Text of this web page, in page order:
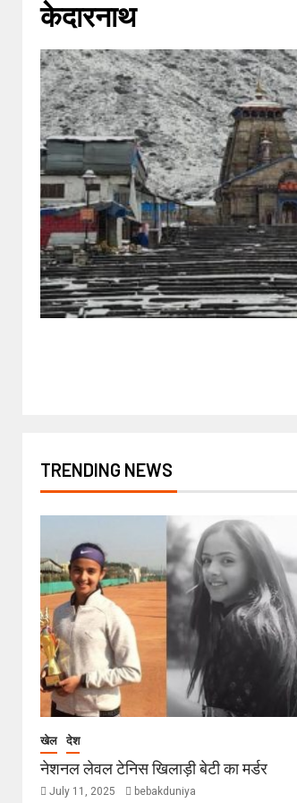
केदारनाथ
TRENDING NEWS
खेल देश
नेशनल लेवल टेनिस खिलाड़ी बेटी का मर्डर
July 11, 2025 bebakduniya